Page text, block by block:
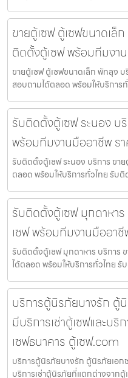
ขายตู้เซฟ ตู้เซฟขนาดเล็
ติดตั้งตู้เซฟ พร้อมทีมงา
ขายตู้เซฟ ตู้เซฟขนาดเล็ก พัทลุง
สอบถามได้ตลอด พร้อมให้บริการ
รับติดตั้งตู้เซฟ ระนอง บ
พร้อมทีมงานมืออาชีพ ร
รับติดตั้งตู้เซฟ ระนอง บริการ ข
ตลอด พร้อมให้บริการทั่วไทย รับ
รับติดตั้งตู้เซฟ มุกดาหา
เซฟ พร้อมทีมงานมืออา
รับติดตั้งตู้เซฟ มุกดาหาร บริการ
ได้ตลอด พร้อมให้บริการทั่วไทย รั
บริการตู้นิรภัยบางรัก ตู้
มีบริการเช่าตู้เซฟและบ
เซฟธนาคาร ตู้เซฟ.com
บริการตู้นิรภัยบางรัก ตู้นิรภัยเอก
บริการเช่าตู้นิรภัยที่แตกต่างจากตู้